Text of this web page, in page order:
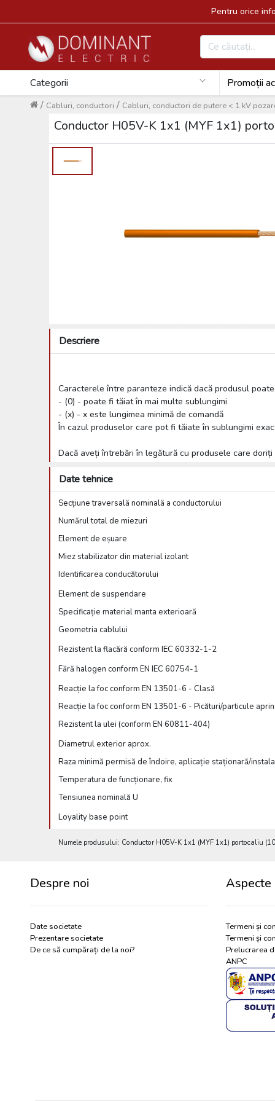
Pentru orice
Categorii Promoții
Cabluri, conductori de putere < 1 kV
/
Cabluri, conductori
/
Conductor H05V-K 1x1 (MYF 1x1)
Descriere
Caracterele între paranteze indică dacă produsul
- (0) - poate fi tăiat în mai multe sublungimi
- (x) - x este lungimea minimă de comandă
În cazul produselor care pot fi tăiate în sublungimi
Dacă aveți întrebări în legătură cu produsele care
Date tehnice
Secțiune traversală nominală a conductorului
Numărul total de miezuri
Element de eșuare
Miez stabilizator din material izolant
Identificarea conducătorului
Element de suspendare
Specificație material manta exterioară
Geometria cablului
Rezistent la flacără conform IEC 60332-1-2
Fără halogen conform EN IEC 60754-1
Reacție la foc conform EN 13501-6 - Clasă
Reacție la foc conform EN 13501-6 - Picături/particule
Rezistent la ulei (conform EN 60811-404)
Diametrul exterior aprox.
Raza minimă permisă de îndoire, aplicație staționară/
Temperatura de funcționare, fix
Tensiunea nominală U
Loyality base point
Numele produsului: Conductor H05V-K 1x1 (MYF 1x1) portocaliu
Despre noi
Date societate
Prezentare societate
De ce să cumpărați de la noi?
Termeni și
Termeni și
Prelucrarea
ANPC